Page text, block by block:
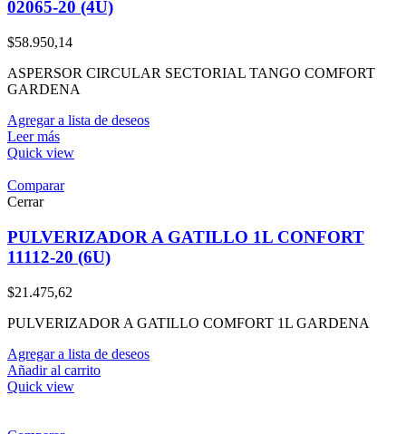
02065-20 (4U)
$58.950,14
ASPERSOR CIRCULAR SECTORIAL TANGO COMFORT
GARDENA
Agregar a lista de deseos
Leer más
Quick view
Comparar
Cerrar
PULVERIZADOR A GATILLO 1L CONFORT
11112-20 (6U)
$21.475,62
PULVERIZADOR A GATILLO COMFORT 1L GARDENA
Agregar a lista de deseos
Añadir al carrito
Quick view